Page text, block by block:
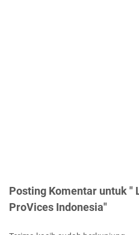
Posting Komentar untuk "
ProVices Indonesia"